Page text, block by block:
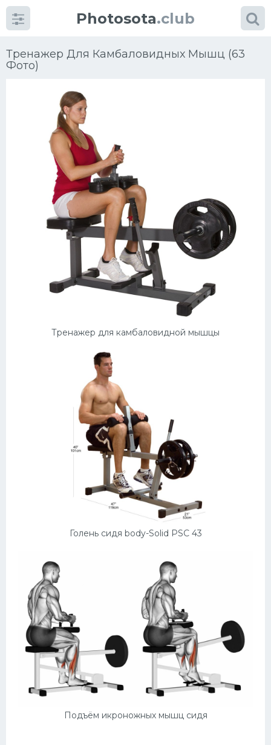
Photosota.club
Тренажер Для Камбаловидных Мышц (63
Фото)
Тренажер для камбаловидной мышцы
Голень сидя body-Solid PSC 43
Подъём икроножных мышц сидя
Категории Фото
Еще картинки...
Баскетбол
Конькобежный спорт
Интерьер квартиры